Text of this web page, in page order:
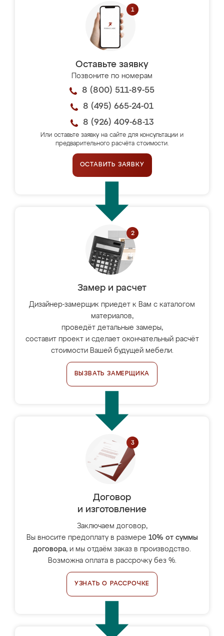
Оставьте заявку
Позвоните по номерам
8 (800) 511-89-55
8 (495) 665-24-01
8 (926) 409-68-13
Или оставьте заявку на сайте для консультации и
предварительного расчёта стоимости.
ОСТАВИТЬ ЗАЯВКУ
Замер и расчет
Дизайнер-замерщик приедет к Вам с каталогом
материалов,
проведёт детальные замеры,
составит проект и сделает окончательный расчёт
стоимости Вашей будущей мебели.
ВЫЗВАТЬ ЗАМЕРЩИКА
Договор
и изготовление
Заключаем договор,
Вы вносите предоплату в размере 10% от суммы
договора, и мы отдаём заказ в производство.
Возможна оплата в рассрочку без %.
УЗНАТЬ О РАССРОЧКЕ